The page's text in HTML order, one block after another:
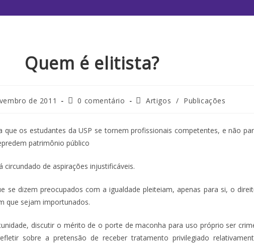
Quem é elitista?
de 2011 0 comentário Artigos / Publicações
que os estudantes da USP se tornem profissionais competentes, e não
patrimônio público
circundado de aspirações injustificáveis.
se dizem preocupados com a igualdade pleiteiam, apenas para si, o
que sejam importunados.
discutir o mérito de o porte de maconha para uso próprio ser
sobre a pretensão de receber tratamento privilegiado